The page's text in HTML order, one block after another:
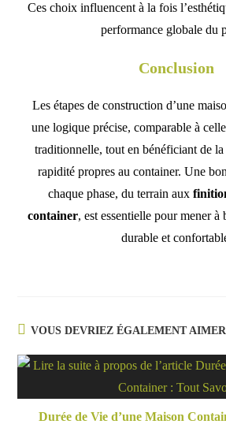
Ces choix influencent à la fois
performance globale du
Conclusion
Les étapes de construction d’une
une logique précise, comparable à
traditionnelle, tout en bénéficiant de
rapidité propres au container. Une
chaque phase, du terrain aux
container, est essentielle pour mener
durable et
VOUS DEVRIEZ ÉGALEMENT AIMER
Durée de Vie d’une Maison